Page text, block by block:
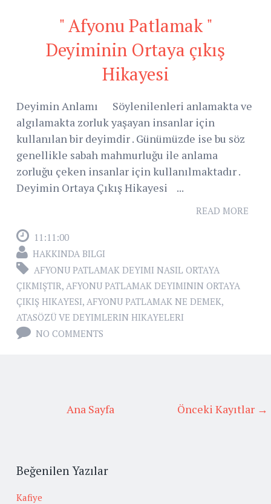
" Afyonu Patlamak "
Deyiminin Ortaya çıkış
Hikayesi
Deyimin Anlamı Söylenilenleri anlamakta ve
algılamakta zorluk yaşayan insanlar için
kullanılan bir deyimdir . Günümüzde ise bu söz
genellikle sabah mahmurluğu ile anlama
zorluğu çeken insanlar için kullanılmaktadır .
Deyimin Ortaya Çıkış Hikayesi ...
READ MORE
11:11:00
HAKKINDA BILGI
AFYONU PATLAMAK DEYIMI NASIL ORTAYA
ÇIKMIŞTIR, AFYONU PATLAMAK DEYIMININ ORTAYA
ÇIKIŞ HIKAYESI, AFYONU PATLAMAK NE DEMEK,
ATASÖZÜ VE DEYIMLERIN HIKAYELERI
NO COMMENTS
Önceki Kayıtlar →
Ana Sayfa
Beğenilen Yazılar
Kafiye